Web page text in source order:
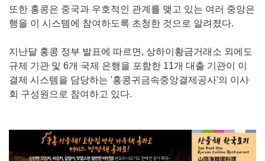
또한 홍콩은 중국과 우호적인 관계를 맺고 있는 여러 중앙은
행을 이 시스템에 참여하도록 초청한 것으로 알려졌다.
지난달 홍콩 정부 발표에 따르면, 상하이황금거래소 외에도
규제 기관 및 6개 국제 은행을 포함한 11개 대출 기관이 이
결제 시스템을 담당하는 '홍콩귀금속중앙결제공사'의 이사
회 구성원으로 참여하고 있다.